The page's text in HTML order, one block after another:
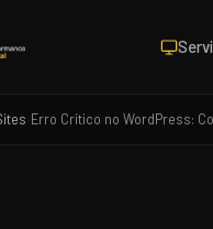
Erro Crítico no WordPress: